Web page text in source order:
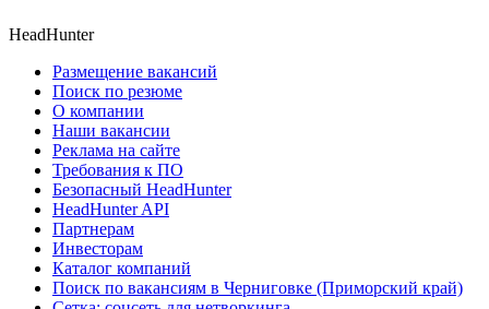
HeadHunter
Размещение вакансий
Поиск по резюме
О компании
Наши вакансии
Реклама на сайте
Требования к ПО
Безопасный HeadHunter
HeadHunter API
Партнерам
Инвесторам
Каталог компаний
Поиск по вакансиям в Черниговке (Приморский край)